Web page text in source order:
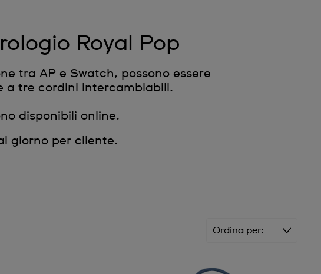
Royal Pop
tra AP e Swatch, possono essere
a tre cordini intercambiabili.
disponibili online.
giorno per cliente.
Ordina per